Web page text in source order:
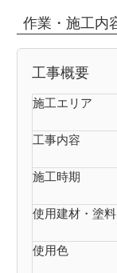
作業・施工内
工事概要
施工エリア
工事内容
施工時期
使用建材・塗料
使用色